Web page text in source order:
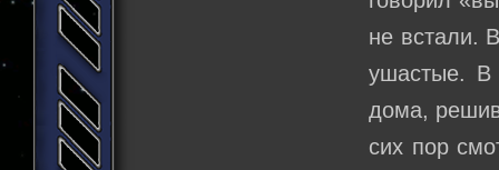
не встали.
ушастые. В
дома,
сих пор